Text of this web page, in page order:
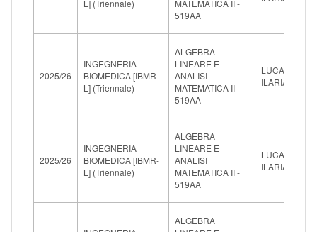
L] (Triennale)
MATEMATICA II -
519AA
2025/26
INGEGNERIA
BIOMEDICA [IBMR-
L] (Triennale)
ALGEBRA
LINEARE E
ANALISI
MATEMATICA II -
519AA
LUCARDESI
ILARIA
2025/26
INGEGNERIA
BIOMEDICA [IBMR-
L] (Triennale)
ALGEBRA
LINEARE E
ANALISI
MATEMATICA II -
519AA
LUCARDESI
ILARIA
ALGEBRA